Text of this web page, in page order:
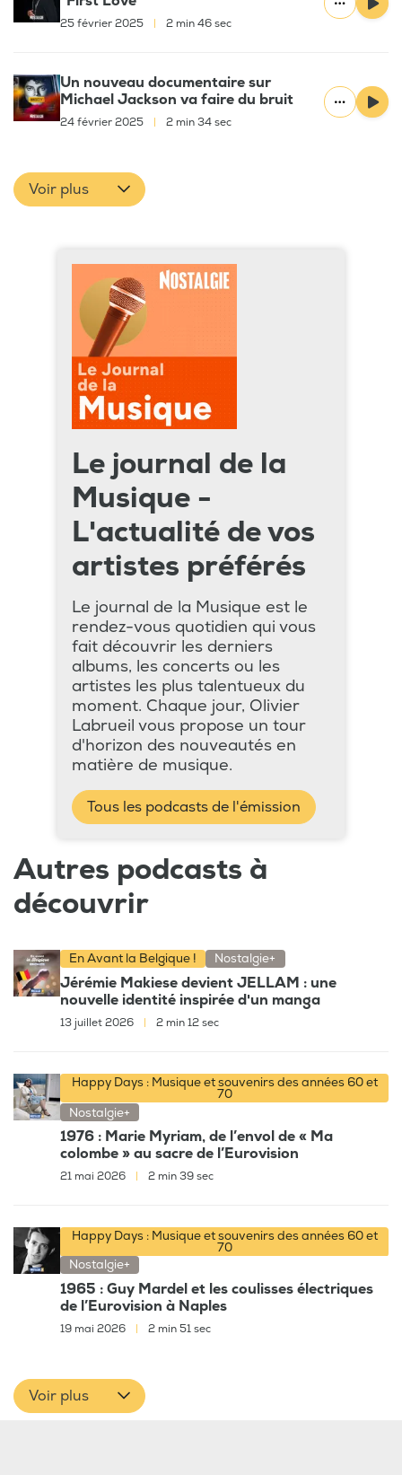
25 février 2025 2 min 46 sec
Un nouveau documentaire sur
Michael Jackson va faire du bruit
24 février 2025 2 min 34 sec
Voir plus
Le journal de la
Musique -
L'actualité de vos
artistes préférés
Le journal de la Musique est le
rendez-vous quotidien qui vous
fait découvrir les derniers
albums, les concerts ou les
artistes les plus talentueux du
moment. Chaque jour, Olivier
Labrueil vous propose un tour
d'horizon des nouveautés en
matière de musique.
Tous les podcasts de l'émission
Autres podcasts à
découvrir
En Avant la Belgique ! Nostalgie+
Jérémie Makiese devient JELLAM : une
nouvelle identité inspirée d'un manga
13 juillet 2026 2 min 12 sec
Happy Days : Musique et souvenirs des années 60 et
70
Nostalgie+
1976 : Marie Myriam, de l’envol de « Ma
colombe » au sacre de l’Eurovision
21 mai 2026 | 2 min 39 sec
Happy Days : Musique et souvenirs des années 60 et
70
Nostalgie+
1965 : Guy Mardel et les coulisses électriques
de l’Eurovision à Naples
19 mai 2026 2 min 51 sec
Voir plus